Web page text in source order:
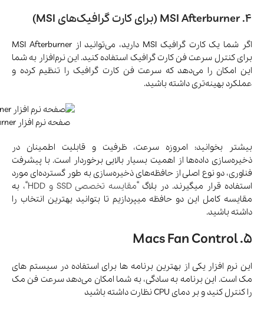
4. MSI Afterburner (برای کارت گرافیک‌های MSI)
اگر شما یک کارت گرافیک MSI دارید، می‌توانید از MSI Afterburner
برای کنترل سرعت فن کارت گرافیک استفاده کنید. این نرم‌افزار به شما
این امکان را می‌دهد که سرعت فن کارت گرافیک را تنظیم کرده و
عملکرد بهینه‌تری داشته باشید.
صفحه نرم افزار MSI Afterburner
بیشتر بخوانید: امروزه سرعت، ظرفیت و قابلیت اطمینان در
ذخیره‌سازی داده‌ها از اهمیت بسیار بالایی برخوردار است. با پیشرفت
فناوری، دو نوع اصلی از حافظه‌های ذخیره‌سازی به طور گسترده‌ای مورد
استفاده قرار میگیرند. در بلاگ “مقایسه تخصصی SSD و HDD
“، به
مقایسه‌ کامل این دو حافظه میپردازیم تا بتوانید بهترین انتخاب را
داشته باشید.
5. Macs Fan Control
این نرم افزار یکی از بهترین برنامه ها برای استفاده در سیستم های
مک است. این برنامه به سادگی، به شما امکان می‌دهد سرعت فن مک
را کنترل کنید و بر دمای CPU نظارت داشته باشید